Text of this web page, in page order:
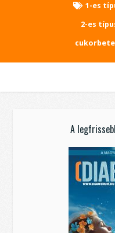
1-es
2-es
A